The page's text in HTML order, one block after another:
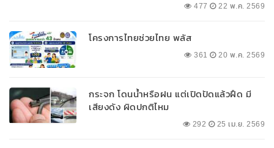
477 22 พ.ค. 2569
โครงการไทยช่วยไทย พลัส
361 20 พ.ค. 2569
กระจก โดนน้ำหรือฝน แต่เปิดปัดแล้วฝืด มี
เสียงดัง ผิดปกติไหม
292 25 เม.ย. 2569